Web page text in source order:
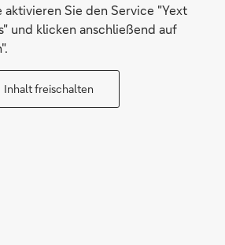
aktivieren Sie den Service "Yext
und klicken anschließend auf
Inhalt freischalten